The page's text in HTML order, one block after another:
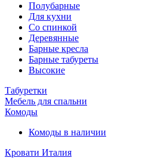
Полубарные
Для кухни
Со спинкой
Деревянные
Барные кресла
Барные табуреты
Высокие
Табуретки
Мебель для спальни
Комоды
Комоды в наличии
Кровати Италия